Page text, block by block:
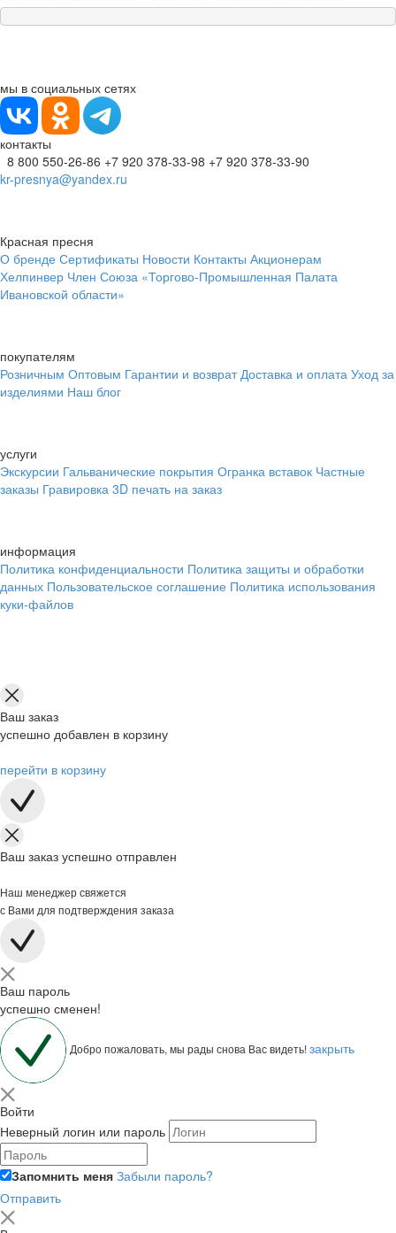
мы в социальных сетях
контакты
8 800 550-26-86 +7 920 378-33-98 +7 920 378-33-90
kr-presnya@yandex.ru
Красная пресня
О бренде Сертификаты Новости Контакты Акционерам
Хелпинвер Член Союза «Торгово-Промышленная Палата
Ивановской области»
покупателям
Розничным Оптовым Гарантии и возврат Доставка и оплата Уход за
изделиями Наш блог
услуги
Экскурсии Гальванические покрытия Огранка вставок Частные
заказы Гравировка 3D печать на заказ
информация
Политика конфиденциальности Политика защиты и обработки
данных Пользовательское соглашение Политика использования
куки-файлов
Ваш заказ
успешно добавлен в корзину
перейти в корзину
Ваш заказ успешно отправлен
Наш менеджер свяжется
с Вами для подтверждения заказа
Ваш пароль
успешно сменен!
Добро пожаловать, мы рады снова Вас видеть!закрыть
Войти
Неверный логин или пароль
Запомнить меня Забыли пароль?
Отправить